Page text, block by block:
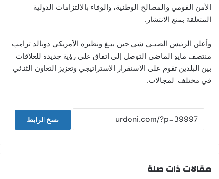
الأمن القومي والمصالح الوطنية، والوفاء بالالتزامات الدولية
المتعلقة بمنع الانتشار.
وأعلن الرئيس الصيني شي جين بينغ ونظيره الأمريكي دونالد ترامب
منتصف مايو الماضي التوصل إلى اتفاق على رؤية جديدة للعلاقات
بين البلدين تقوم على الاستقرار الاستراتيجي وتعزيز التعاون الثنائي
في مختلف المجالات.
نسخ الرابط
مقالات ذات صلة